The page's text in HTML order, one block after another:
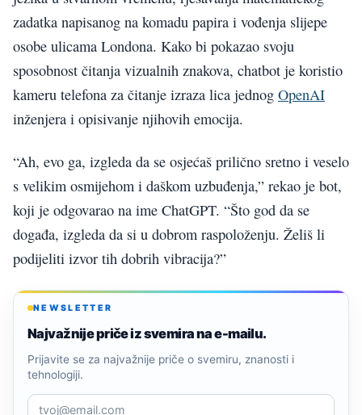
zadatka napisanog na komadu papira i vođenja slijepe
osobe ulicama Londona. Kako bi pokazao svoju
sposobnost čitanja vizualnih znakova, chatbot je koristio
kameru telefona za čitanje izraza lica jednog OpenAI
inženjera i opisivanje njihovih emocija.
“Ah, evo ga, izgleda da se osjećaš prilično sretno i veselo
s velikim osmijehom i daškom uzbuđenja,” rekao je bot,
koji je odgovarao na ime ChatGPT. “Što god da se
događa, izgleda da si u dobrom raspoloženju. Želiš li
podijeliti izvor tih dobrih vibracija?”
NEWSLETTER
Najvažnije priče iz svemira na e-mailu.
Prijavite se za najvažnije priče o svemiru, znanosti i
tehnologiji.